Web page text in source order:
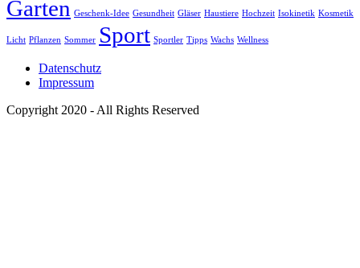
Garten Geschenk-Idee Gesundheit Gläser Haustiere Hochzeit Isokinetik Kosmetik
Licht Pflanzen Sommer Sport Sportler Tipps Wachs Wellness
Datenschutz
Impressum
Copyright 2020 - All Rights Reserved